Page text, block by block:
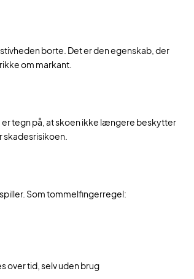
borte. Det er den egenskab, der
om markant.
tegn på, at skoen ikke længere beskytter
skadesrisikoen.
Som tommelfingerregel:
over tid, selv uden brug